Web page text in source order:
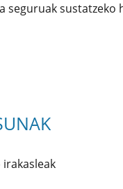
seguruak sustatzeko